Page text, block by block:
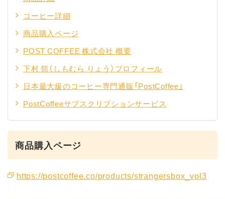
コーヒー詳細
商品購入ページ
POST COFFEE 株式会社 概要
下村 領（しもむら りょう）プロフィール
日本最大級のコーヒー専門通販「PostCoffee」
PostCoffeeサブスクリプションサービス
商品購入ページ
https://postcoffee.co/products/strangersbox_vol3